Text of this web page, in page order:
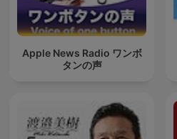
Apple News Radio ワンボ
タンの声